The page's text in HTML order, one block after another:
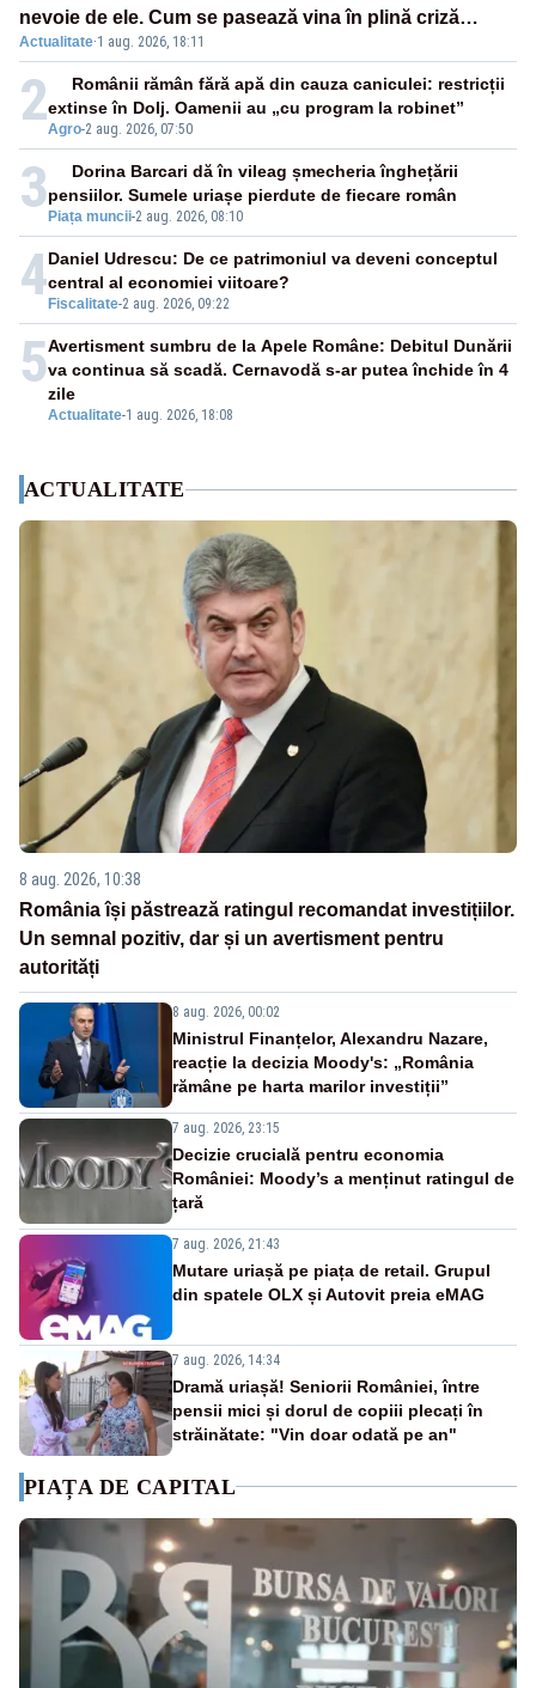
nevoie de ele. Cum se pasează vina în plină criză
energetică
Actualitate·1 aug. 2026, 18:11
2Agro-2 aug. 2026, 07:50
Românii rămân fără apă din cauza caniculei: restricții
extinse în Dolj. Oamenii au „cu program la robinet”
3 Piața muncii-2 aug. 2026, 08:10
Dorina Barcari dă în vileag șmecheria înghețării
pensiilor. Sumele uriașe pierdute de fiecare român
4 Fiscalitate-2 aug. 2026, 09:22
Daniel Udrescu: De ce patrimoniul va deveni conceptul
central al economiei viitoare?
5
Actualitate-1 aug. 2026, 18:08
Avertisment sumbru de la Apele Române: Debitul Dunării
va continua să scadă. Cernavodă s-ar putea închide în 4
zile
ACTUALITATE
8 aug. 2026, 10:38
România își păstrează ratingul recomandat investițiilor.
Un semnal pozitiv, dar și un avertisment pentru
autorități
8 aug. 2026, 00:02
Ministrul Finanțelor, Alexandru Nazare,
reacție la decizia Moody's: „România
rămâne pe harta marilor investiții”
7 aug. 2026, 23:15
Decizie crucială pentru economia
României: Moody’s a menținut ratingul de
țară
7 aug. 2026, 21:43
Mutare uriașă pe piața de retail. Grupul
din spatele OLX și Autovit preia eMAG
7 aug. 2026, 14:34
Dramă uriașă! Seniorii României, între
pensii mici și dorul de copiii plecați în
străinătate: "Vin doar odată pe an"
PIAȚA DE CAPITAL